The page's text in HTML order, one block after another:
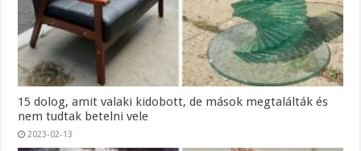
15 dolog, amit valaki kidobott, de mások megtalálták és
nem tudtak betelni vele
2023-02-13